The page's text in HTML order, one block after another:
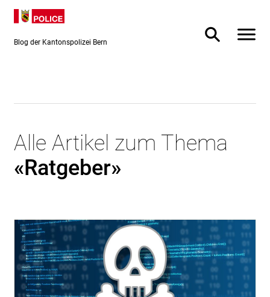
Direkt
zum
Inhalt
Direkt
SucheBlog der Kantonspolizei Bern
Alle Artikel zum Thema
«Ratgeber»